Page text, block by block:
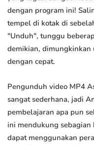
dengan program ini!
tempel di kotak di
"Unduh", tunggu
demikian,
dengan cepat.
Pengunduh video MP4
sangat sederhana, jadi
pembelajaran apa pun
ini mendukung
dapat menggunakan